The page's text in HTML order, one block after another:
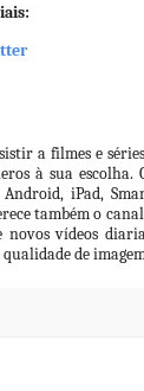
a filmes e
à sua escolha.
iPad,
também o
vídeos
de